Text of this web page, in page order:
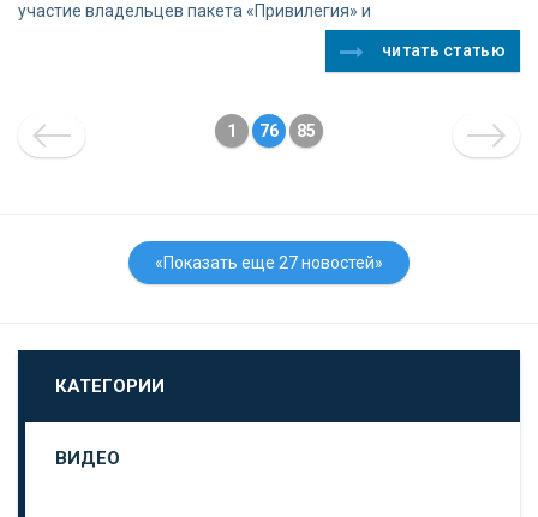
участие владельцев пакета «Привилегия» и
читать статью
1 76 85
«Показать еще 27 новостей»
КАТЕГОРИИ
ВИДЕО